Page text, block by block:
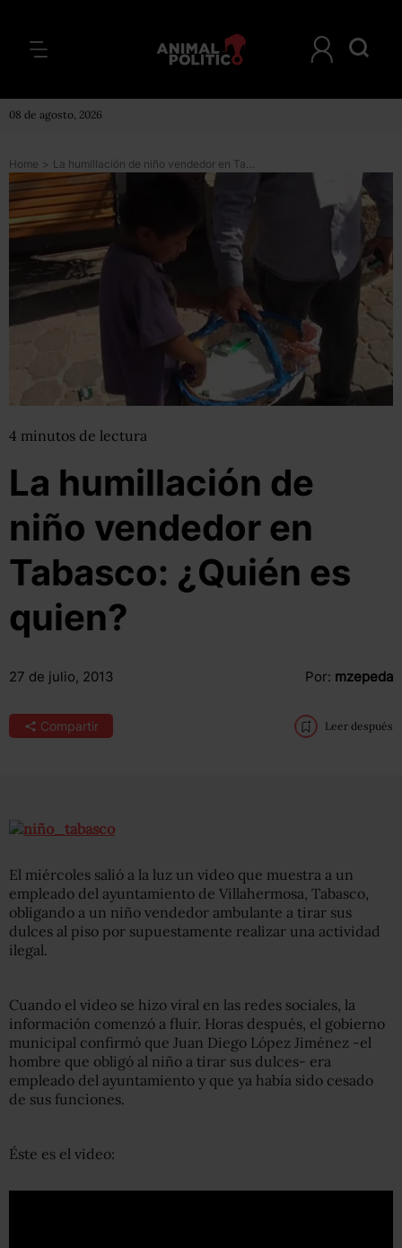
08 de agosto, 2026
Home > La humillación de niño vendedor en Tabasco: ¿Quién es quien?
4 minutos de lectura
La humillación de
niño vendedor en
Tabasco: ¿Quién es
quien?
27 de julio, 2013 Por: mzepeda
Compartir Leer después
El miércoles salió a la luz un video que muestra a un
empleado del ayuntamiento de Villahermosa, Tabasco,
obligando a un niño vendedor ambulante a tirar sus
dulces al piso por supuestamente realizar una actividad
ilegal.
Cuando el video se hizo viral en las redes sociales, la
información comenzó a fluir. Horas después, el gobierno
municipal confirmó que Juan Diego López Jiménez -el
hombre que obligó al niño a tirar sus dulces- era
empleado del ayuntamiento y que ya había sido cesado
de sus funciones.
Éste es el video: